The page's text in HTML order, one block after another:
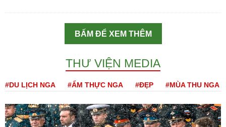
BẤM ĐỂ XEM THÊM
THƯ VIỆN MEDIA
#DU LỊCH NGA #ẨM THỰC NGA #ĐẸP #MÙA THU NGA